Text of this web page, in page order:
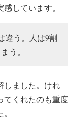
しています。
違う。人は9割
う。
しました。けれ
てくれたのも重度